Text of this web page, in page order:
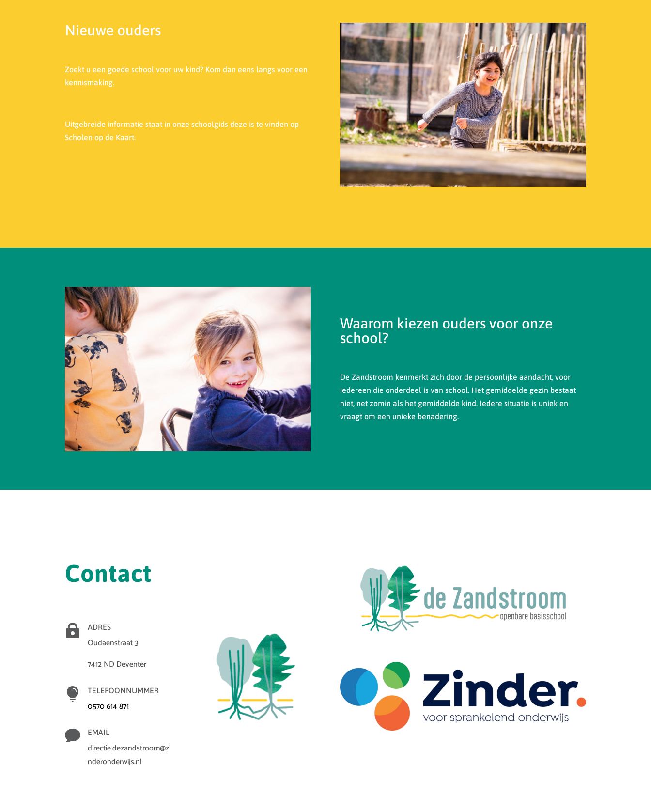
Nieuwe ouders
Zoekt u een goede school voor uw kind? Kom dan eens langs voor een
kennismaking.
Uitgebreide informatie staat in onze schoolgids deze is te vinden op
Scholen op de Kaart.
Waarom kiezen ouders voor onze
school?
De Zandstroom kenmerkt zich door de persoonlijke aandacht, voor
iedereen die onderdeel is van school. Het gemiddelde gezin bestaat
niet, net zomin als het gemiddelde kind. Iedere situatie is uniek en
vraagt om een unieke benadering.
Contact
 ADRES
Oudaenstraat 3
7412 ND Deventer
 TELEFOONNUMMER
0570 614 871
 EMAIL
directie.dezandstroom@zi
nderonderwijs.nl